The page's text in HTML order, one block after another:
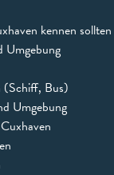
kennen sollten
Umgebung
(Schiff, Bus)
Umgebung